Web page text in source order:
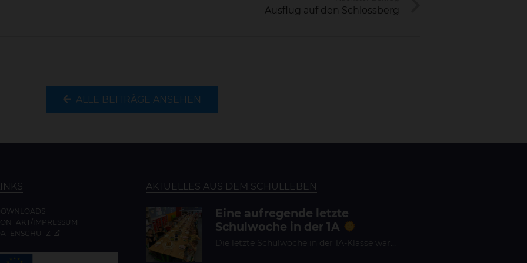
Ausflug auf den Schlossberg
ALLE BEITRÄGE ANSEHEN
IMPRESSUM
AKTUELLES AUS DEM SCHULLEBEN
Eine aufregende letzte
Schulwoche in der 1A
Die letzte Schulwoche in der 1A-Klasse war…